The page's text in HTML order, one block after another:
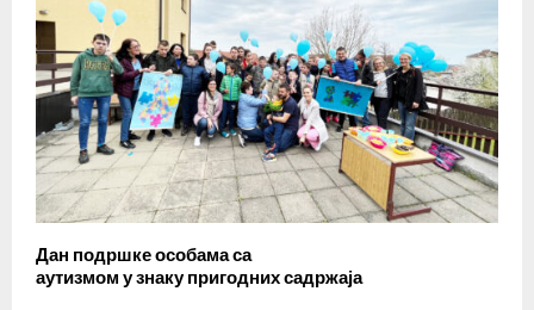
Дан подршке особама са
аутизмом у знаку пригодних садржаја